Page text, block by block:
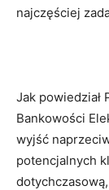
najczęściej
Jak powiedział
Bankowości
wyjść
potencjalnych